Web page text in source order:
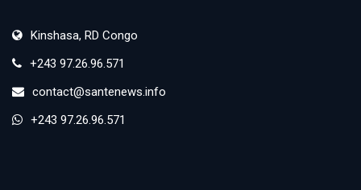
Kinshasa, RD Congo
+243 97.26.96.571
contact@santenews.info
+243 97.26.96.571